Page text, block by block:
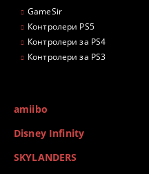
GameSir
Контролери PS5
Контролери за PS4
Контролери за PS3
amiibo
Disney Infinity
SKYLANDERS